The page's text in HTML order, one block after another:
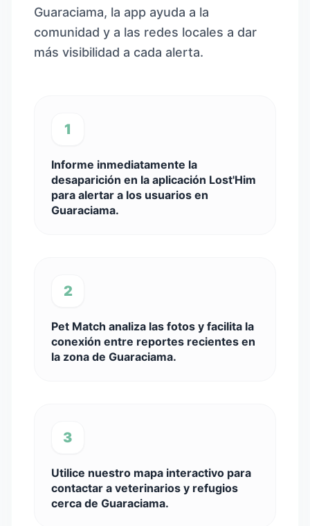
Guaraciama, la app ayuda a la
comunidad y a las redes locales a dar
más visibilidad a cada alerta.
1
Informe inmediatamente la
desaparición en la aplicación Lost'Him
para alertar a los usuarios en
Guaraciama.
2
Pet Match analiza las fotos y facilita la
conexión entre reportes recientes en
la zona de Guaraciama.
3
Utilice nuestro mapa interactivo para
contactar a veterinarios y refugios
cerca de Guaraciama.